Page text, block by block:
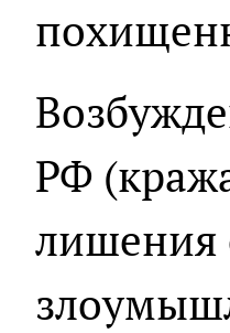
РФ
лишения